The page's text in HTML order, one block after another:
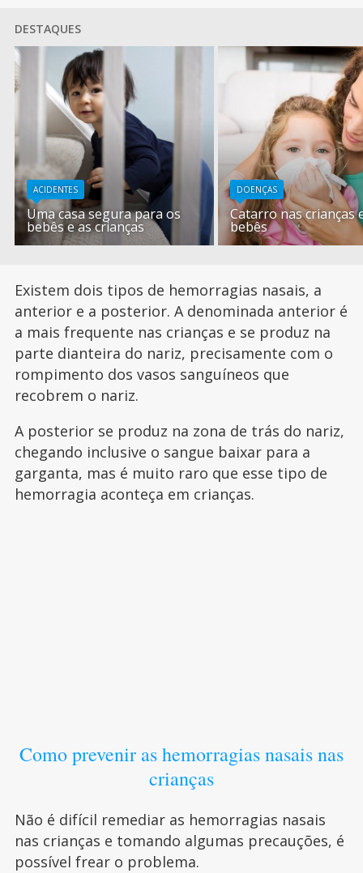
DESTAQUES
ACIDENTES
Uma casa segura para os
bebês e as crianças
DOENÇAS
Catarro nas crianças
bebês
Existem dois tipos de hemorragias nasais, a
anterior e a posterior. A denominada anterior é
a mais frequente nas crianças e se produz na
parte dianteira do nariz, precisamente com o
rompimento dos vasos sanguíneos que
recobrem o nariz.
A posterior se produz na zona de trás do nariz,
chegando inclusive o sangue baixar para a
garganta, mas é muito raro que esse tipo de
hemorragia aconteça em crianças.
Como prevenir as hemorragias nasais nas
crianças
Não é difícil remediar as hemorragias nasais
nas crianças e tomando algumas precauções, é
possível frear o problema.